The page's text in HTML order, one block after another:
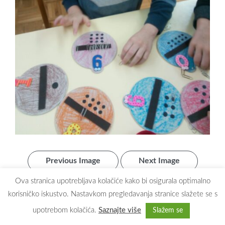
Previous Image Next Image
Copyright © 2026 Dječji vrtić Maslačak Zaprešić. All rights reserved.
Ova stranica upotrebljava kolačiće kako bi osigurala optimalno
korisničko iskustvo. Nastavkom pregledavanja stranice slažete se s
upotrebom kolačića. Saznajte više Slažem se